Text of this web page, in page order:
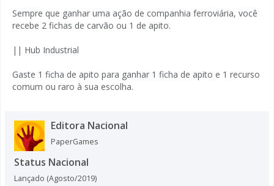
Sempre que ganhar uma ação de companhia ferroviária, você
recebe 2 fichas de carvão ou 1 de apito.
|| Hub Industrial
Gaste 1 ficha de apito para ganhar 1 ficha de apito e 1 recurso
comum ou raro à sua escolha.
Editora Nacional
PaperGames
Status Nacional
Lançado (Agosto/2019)